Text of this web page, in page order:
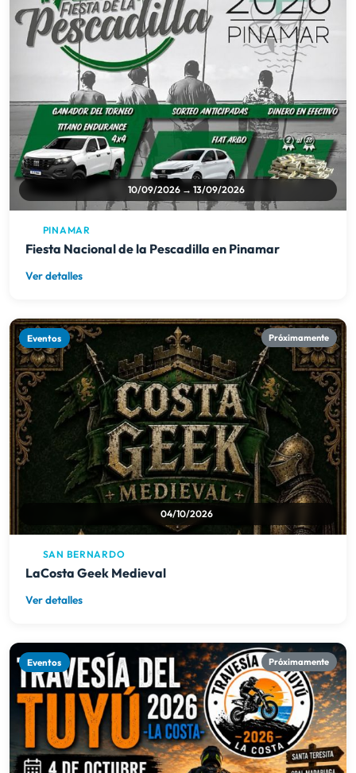
10/09/2026 → 13/09/2026
PINAMAR
Fiesta Nacional de la Pescadilla en Pinamar
Ver detalles
Eventos Próximamente
04/10/2026
SAN BERNARDO
LaCosta Geek Medieval
Ver detalles
Eventos Próximamente